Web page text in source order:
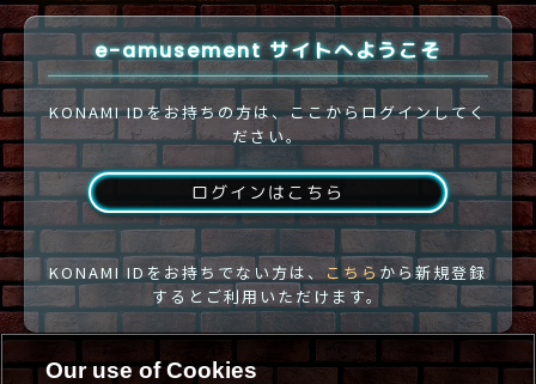
e-amusement サイトへようこそ
KONAMI IDをお持ちの方は、ここからログインしてく
ださい。
ログインはこちら
KONAMI IDをお持ちでない方は、 こちらから新規登録
するとご利用いただけます。
Our use of Cookies